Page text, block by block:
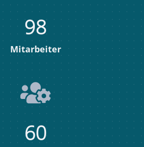
Mitarbeiter
98
60